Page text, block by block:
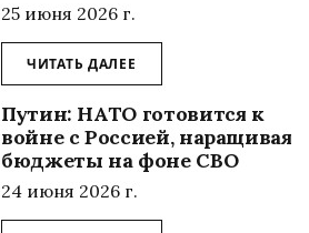
25 июня 2026 г.
ЧИТАТЬ ДАЛЕЕ
Путин: НАТО готовится к
войне с Россией, наращивая
бюджеты на фоне СВО
24 июня 2026 г.